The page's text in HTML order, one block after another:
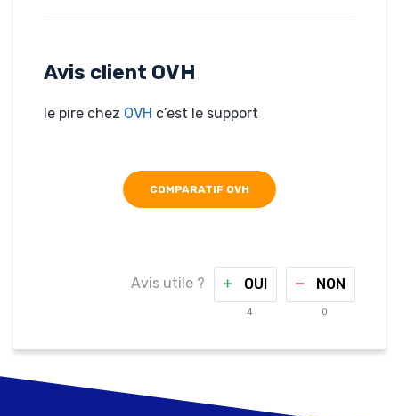
travelife.ma
Avis client OVH
le pire chez OVH c’est le support
COMPARATIF OVH
Avis utile ? OUI
4
NON
0